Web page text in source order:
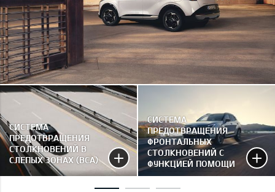
СИСТЕМА
ПРЕДОТВРАЩЕНИЯ
СТОЛКНОВЕНИЙ В
СЛЕПЫХ ЗОНАХ (BCA)
СИСТЕМА
ПРЕДОТВРАЩЕНИЯ
ФРОНТАЛЬНЫХ
СТОЛКНОВЕНИЙ С
ФУНКЦИЕЙ ПОМОЩИ
ПРИ ПОВОРОТЕ НА
ПЕРЕКРЁСТКЕ (FCA-JX)